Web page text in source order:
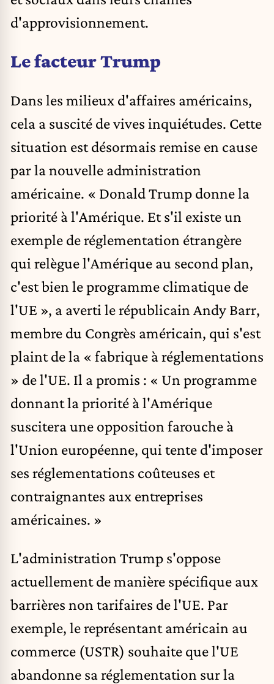
d'approvisionnement.
Le facteur Trump
Dans les milieux d'affaires américains,
cela a suscité devives inquiétudes. Cette
situation est désormais remise en cause
par la nouvelle administration
américaine. « Donald Trump donne la
priorité à l'Amérique. Et s'il existe un
exemple de réglementation étrangère
qui relègue l'Amérique au second plan,
c'est bien le programme climatique de
l'UE », a averti le républicain Andy Barr,
membre du Congrès américain, qui s'est
plaint de la « fabrique à réglementations
» de l'UE. Il apromis : « Un programme
donnant la priorité à l'Amérique
suscitera une opposition farouche à
l'Union européenne, qui tente d'imposer
ses réglementations coûteuses et
contraignantes aux entreprises
américaines. »
L'administration Trump s'oppose
actuellement de manière spécifique aux
barrières non tarifaires de l'UE. Par
exemple, le représentant américain au
commerce (USTR) souhaite que l'UE
abandonne sa réglementation sur la